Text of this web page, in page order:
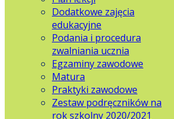
Dodatkowe zajęcia
edukacyjne
Podania i procedura
zwalniania ucznia
Egzaminy zawodowe
Matura
Praktyki zawodowe
Zestaw podręczników na
rok szkolny 2020/2021